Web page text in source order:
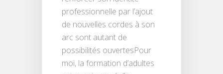
professionnelle par l’ajout
de nouvelles cordes à son
arc sont autant de
possibilités ouvertesPour
moi, la formation d’adultes